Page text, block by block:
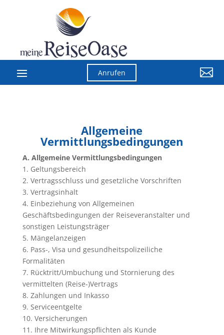
Anrufen 
Allgemeine
Vermittlungsbedingungen
A. Allgemeine Vermittlungsbedingungen
1. Geltungsbereich
2. Vertragsschluss und gesetzliche Vorschriften
3. Vertragsinhalt
4. Einbeziehung von Allgemeinen
Geschäftsbedingungen der Reiseveranstalter und
sonstigen Leistungsträger
5. Mängelanzeigen
6. Pass-, Visa und gesundheitspolizeiliche
Formalitäten
7. Rücktritt/Umbuchung und Stornierung des
vermittelten (Reise-)Vertrags
8. Zahlungen und Inkasso
9. Serviceentgelte
10. Versicherungen
11. Ihre Mitwirkungspflichten als Kunde